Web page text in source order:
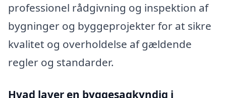
professionel rådgivning og inspektion af
bygninger og byggeprojekter for at sikre
kvalitet og overholdelse af gældende
regler og standarder.
Hvad laver en byggesagkyndig i